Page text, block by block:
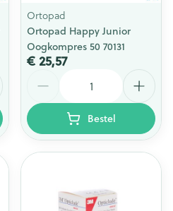
Ortopad
Ortopad Happy Junior
Oogkompres 50 70131
€ 25,57
Bestel